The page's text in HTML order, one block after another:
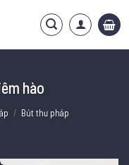
hào
/ Bút thư pháp